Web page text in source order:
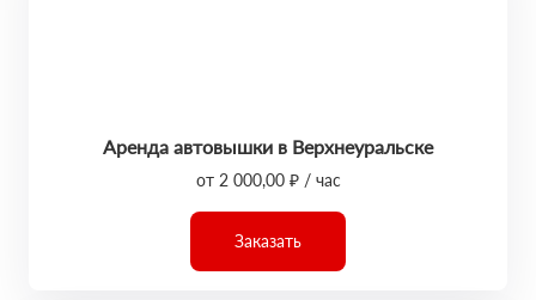
Аренда автовышки в Верхнеуральске
от 2 000,00 ₽ / час
Заказать